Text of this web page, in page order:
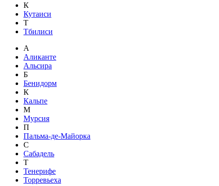
К
Кутаиси
Т
Тбилиси
А
Аликанте
Альсира
Б
Бенидорм
К
Кальпе
М
Мурсия
П
Пальма-де-Майорка
С
Сабадель
Т
Тенерифе
Торревьеха